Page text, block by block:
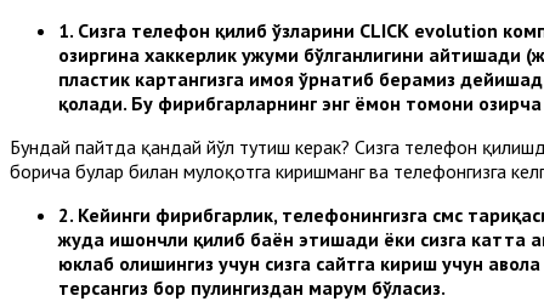
1. Сизга телефон қилиб ўзларини CLICK evolution
ҳозиргина хаккерлик ҳужуми бўлганлигини
пластик картангизга ҳимоя ўрнатиб берамиз
қолади. Бу фирибгарларнинг энг ёмон томони
Бундай пайтда қандай йўл тутиш керак? Сизга телефон
борича булар билан мулоқотга киришманг ва телефонгизга
2. Кейинги фирибгарлик, телефонингизга смс
жуда ишончли қилиб баён этишади ёки сизга катта
юклаб олишингиз учун сизга сайтга кириш учун
терсангиз бор пулингиздан маҳрум бўласиз.